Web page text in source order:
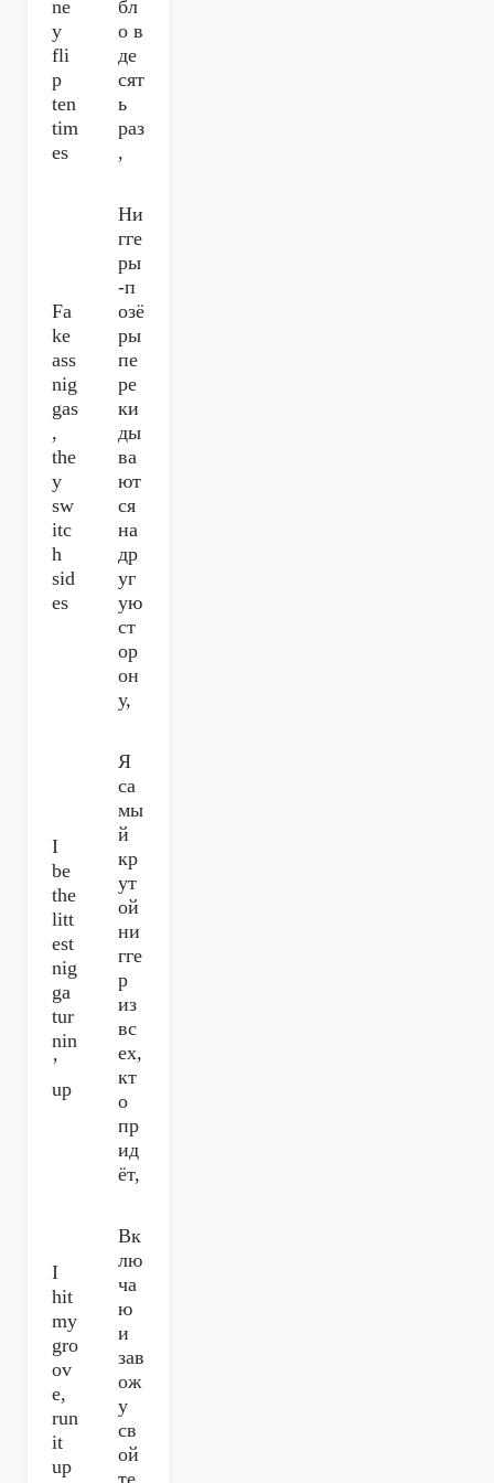
ne
y
fli
p
ten
tim
es
бл
о в
де
сят
ь
раз
,
Fa
ke
ass
nig
gas
,
the
y
sw
itc
h
sid
es
Ни
гге
ры
-п
озё
ры
пе
ре
ки
ды
ва
ют
ся
на
др
уг
ую
ст
ор
он
у,
I
be
the
litt
est
nig
ga
tur
nin
’
up
Я
са
мы
й
кр
ут
ой
ни
гге
р
из
вс
ех,
кт
о
пр
ид
ёт,
I
hit
my
gro
ov
e,
run
it
up
Вк
лю
ча
ю
и
зав
ож
у
св
ой
те